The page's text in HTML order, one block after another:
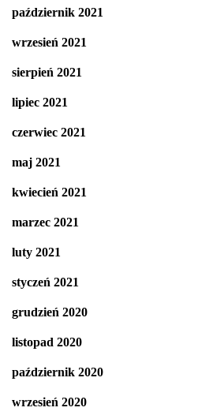
październik 2021
wrzesień 2021
sierpień 2021
lipiec 2021
czerwiec 2021
maj 2021
kwiecień 2021
marzec 2021
luty 2021
styczeń 2021
grudzień 2020
listopad 2020
październik 2020
wrzesień 2020